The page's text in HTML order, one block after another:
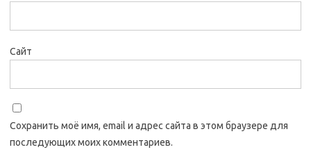
Сайт
Сохранить моё имя, email и адрес сайта в этом браузере для
последующих моих комментариев.